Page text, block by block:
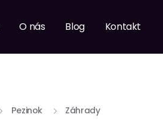
O nás Blog Kontakt
Pezinok Záhrady